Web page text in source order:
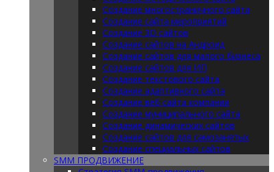
Создание многостраничного сайта
Создание сайта мероприятий
Создание 3D сайтов
Создание сайтов на Андроид
Создание сайтов для малого бизнеса
Создание сайтов для ИП
Создание текстового сайта
Создание адаптивного сайта
Создание веб сайта компании
Создание муниципального сайта
Создание динамических сайтов
Создание сайтов для самозанятых
Создание специальных сайтов
SMM ПРОДВИЖЕНИЕ